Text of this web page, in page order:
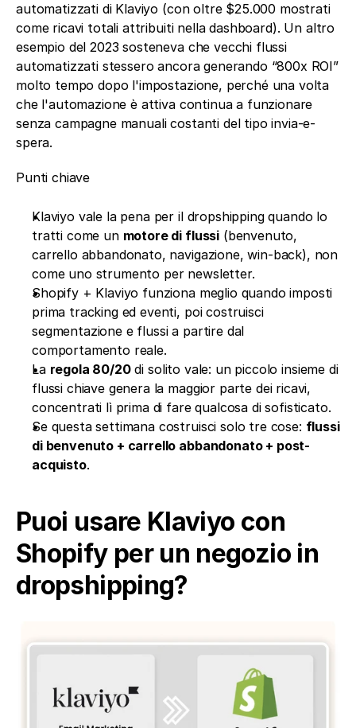
automatizzati di Klaviyo (con oltre $25.000 mostrati
come ricavi totali attribuiti nella dashboard). Un altro
esempio del 2023 sosteneva che vecchi flussi
automatizzati stessero ancora generando “800x ROI”
molto tempo dopo l'impostazione, perché una volta
che l'automazione è attiva continua a funzionare
senza campagne manuali costanti del tipo invia-e-
spera.
Punti chiave
Klaviyo vale la pena per il dropshipping quando lo
tratti come un motore di flussi (benvenuto,
carrello abbandonato, navigazione, win-back), non
come uno strumento per newsletter.
Shopify + Klaviyo funziona meglio quando imposti
prima tracking ed eventi, poi costruisci
segmentazione e flussi a partire dal
comportamento reale.
La regola 80/20 di solito vale: un piccolo insieme di
flussi chiave genera la maggior parte dei ricavi,
concentrati lì prima di fare qualcosa di sofisticato.
Se questa settimana costruisci solo tre cose: flussi
di benvenuto + carrello abbandonato + post-
acquisto.
Puoi usare Klaviyo con
Shopify per un negozio in
dropshipping?